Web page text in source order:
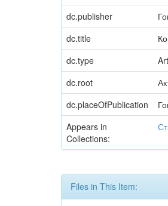
dc.publisher
dc.title
dc.type
dc.root
dc.placeOfPublication
Appears in
Collections:
Files in This Item: